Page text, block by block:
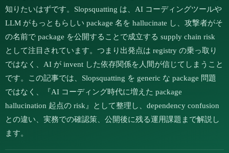
知りたいはずです。Slopsquatting は、AI コーディングツールや
LLM がもっともらしい package 名を hallucinate し、攻撃者がそ
の名前で package を公開することで成立する supply chain risk
として注目されています。つまり出発点は registry の乗っ取り
ではなく、AI が invent した依存関係を人間が信じてしまうこと
です。この記事では、Slopsquatting を generic な package 問題
ではなく、『AI コーディング時代に増えた package
hallucination 起点の risk』として整理し、dependency confusion
との違い、実務での確認策、公開後に残る運用課題まで解説し
ます。